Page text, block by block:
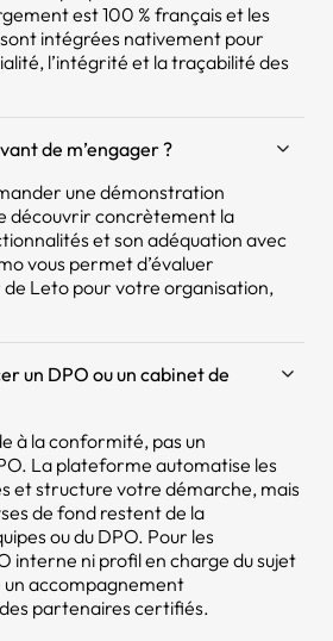
est 100 % français et les
intégrées nativement pour
l’intégrité et la traçabilité des
de m’engager ?
une démonstration
découvrir concrètement la
et son adéquation avec
vous permet d’évaluer
Leto pour votre organisation,
un DPO ou un cabinet de
à la conformité, pas un
La plateforme automatise les
et structure votre démarche, mais
de fond restent de la
ou du DPO. Pour les
interne ni profil en charge du sujet
un accompagnement
partenaires certifiés.